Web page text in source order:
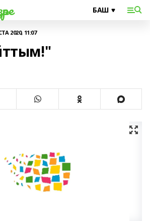
2020, 11:07